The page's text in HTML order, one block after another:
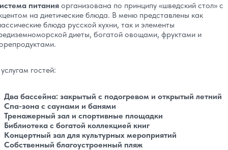
питания организована по принципу «шведский стол» с
на диетические блюда. В меню представлены как
блюда русской кухни, так и элементы
диеты, богатой овощами, фруктами и
гостей:
Два бассейна: закрытый с подогревом и открытый летний
Спа-зона с саунами и банями
Тренажерный зал и спортивные площадки
Библиотека с богатой коллекцией книг
Концертный зал для культурных мероприятий
Собственный благоустроенный пляж